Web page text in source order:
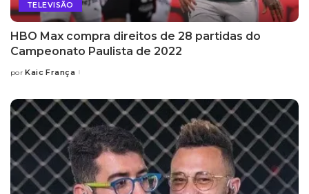
TELEVISÃO
HBO Max compra direitos de 28 partidas do
Campeonato Paulista de 2022
Posted
por Kaic França